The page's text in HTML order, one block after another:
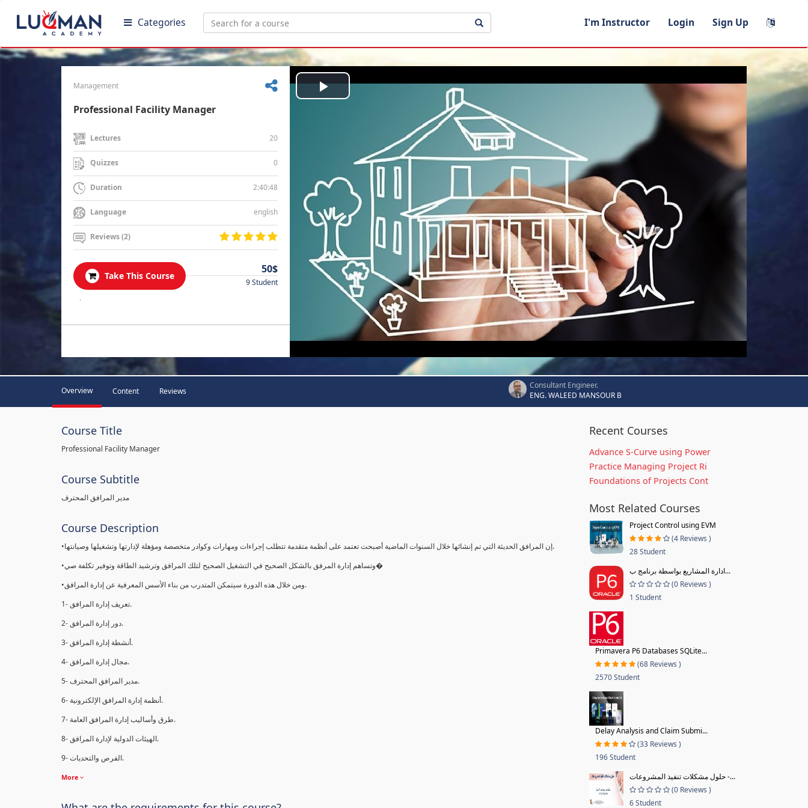
Categories I'm Instructor Login Sign Up
Management
Professional Facility Manager
Lectures 20
Quizzes 0
Duration 2:40:48
Language english
Reviews (2)
Take This Course
50$
9 Student
.
Play
Overview Content Reviews
Consultant Engineer.
ENG. WALEED MANSOUR B
Course Title
Professional Facility Manager
Course Subtitle
مدير المرافق المحترف
Course Description
•إن المرافق الحديثة التي تم إنشائها خلال السنوات الماضية أصبحت تعتمد على أنظمة متقدمة تتطلب إجراءات ومهارات وكوادر متخصصة ومؤهلة لإدارتها وتشغیلھا وصیانتھا.
•وتساهم إدارة المرفق بالشكل الصحيح في التشغيل الصحيح لتلك المرافق وترشيد الطاقة وتوفير تكلفة صي�
•ومن خلال ھذه الدورة سيتمكن المتدرب من بناء الأسس المعرفية عن إدارة المرافق.
1- تعريف إدارة المرافق.
2- دور إدارة المرافق.
3- أنشطة إدارة المرافق.
4- مجال إدارة المرافق.
5- مدير المرافق المحترف.
6- أنظمة إدارة المرافق الإلكترونية.
7- طرق وأساليب إدارة المرافق العامة.
8- الهيئات الدولية لإدارة المرافق.
9- الفرص والتحديات.
More
Recent Courses
Advance S-Curve using Power
Practice Managing Project Ri
Foundations of Projects Cont
Most Related Courses
Project Control using EVM
(4 Reviews )
28 Student
ادارة المشاريع بواسطة برنامج ب...
(0 Reviews )
1 Student
Primavera P6 Databases SQLite...
(68 Reviews )
2570 Student
Delay Analysis and Claim Submi...
(33 Reviews )
196 Student
حلول مشكلات تنفيذ المشروعات -...
(0 Reviews )
6 Student